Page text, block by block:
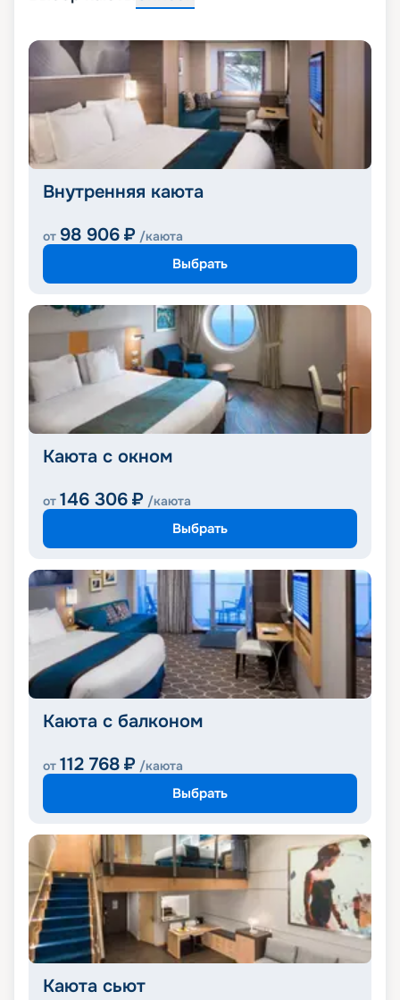
Внутренняя каюта
от 98 906 ₽ /каюта
Выбрать
Каюта с окном
от 146 306 ₽ /каюта
Выбрать
Каюта с балконом
от 112 768 ₽ /каюта
Выбрать
Каюта сьют